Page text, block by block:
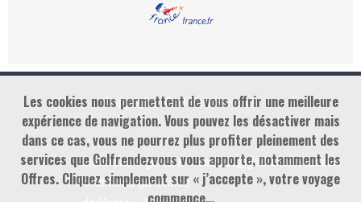
Copyright : Golf Rendez-vous
Mentions légales &
Conditions générales
contact@golfrendezvous.com
Les cookies nous permettent de vous offrir une meilleure
expérience de navigation. Vous pouvez les désactiver mais
dans ce cas, vous ne pourrez plus profiter pleinement des
services que Golfrendezvous vous apporte, notamment les
Offres. Cliquez simplement sur « j’accepte », votre voyage
commence…